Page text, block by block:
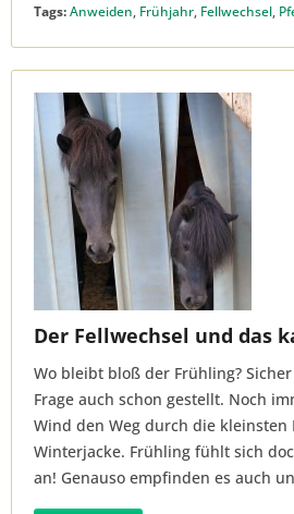
Tags:Anweiden, Frühjahr, Fellwechsel,
Der Fellwechsel und das
Wo bleibt bloß der Frühling?
Frage auch schon gestellt. Noch
Wind den Weg durch die kleinsten
Winterjacke. Frühling fühlt sich
an! Genauso empfinden es auch